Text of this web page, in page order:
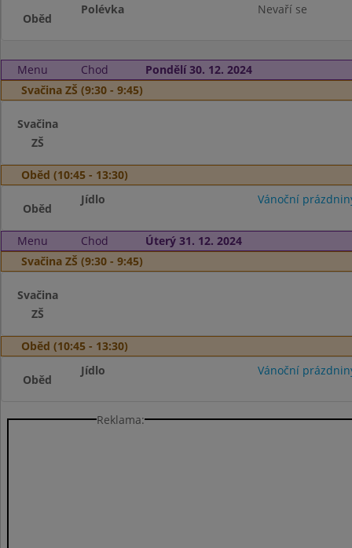
Oběd
Polévka Nevaří se
Menu Chod
Pondělí 30. 12. 2024
Svačina ZŠ (9:30 - 9:45)
Svačina
ZŠ
Oběd (10:45 - 13:30)
Oběd
Jídlo Vánoční
Menu Chod
Úterý 31. 12. 2024
Svačina ZŠ (9:30 - 9:45)
Svačina
ZŠ
Oběd (10:45 - 13:30)
Oběd
Jídlo Vánoční
Reklama: